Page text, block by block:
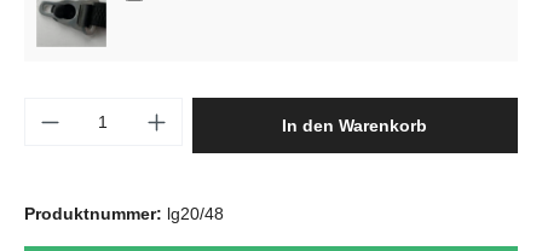
Produkt Anzahl: Gib den gewünschten
In den Warenkorb
Produktnummer: lg20/48